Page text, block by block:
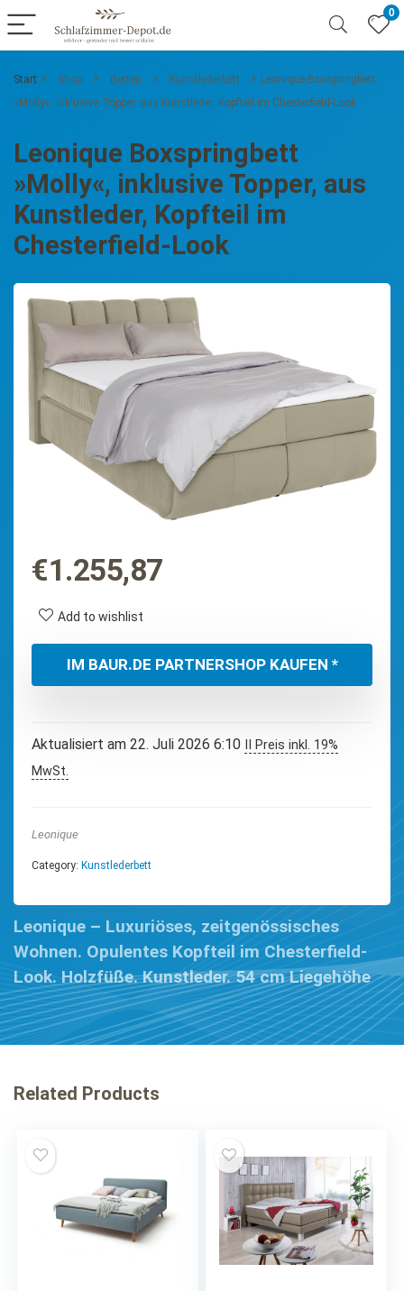
0
Start Shop Betten Kunstlederbett
Leonique Boxspringbett
»Molly«, inklusive Topper, aus Kunstleder, Kopfteil im Chesterfield-Look
Leonique Boxspringbett
»Molly«, inklusive Topper, aus
Kunstleder, Kopfteil im
Chesterfield-Look
€1.255,87
Add to wishlist
IM BAUR.DE PARTNERSHOP KAUFEN *
Aktualisiert am 22. Juli 2026 6:10
II Preis inkl. 19%
MwSt.
Leonique
Category: Kunstlederbett
Leonique – Luxuriöses, zeitgenössisches
Wohnen. Opulentes Kopfteil im Chesterfield-
Look. Holzfüße. Kunstleder. 54 cm Liegehöhe
Related Products